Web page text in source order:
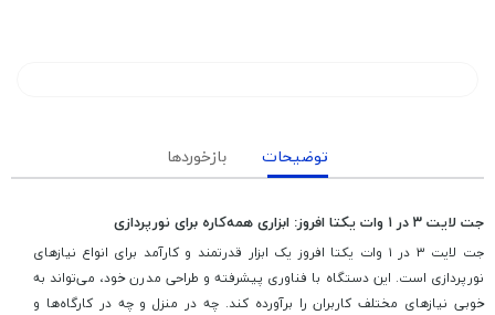
توضیحات بازخوردها
جت لایت ۳ در ۱ وات یکتا افروز: ابزاری همه‌کاره برای نورپردازی
جت لایت ۳ در ۱ وات یکتا افروز یک ابزار قدرتمند و کارآمد برای انواع نیازهای
نورپردازی است. این دستگاه با فناوری پیشرفته و طراحی مدرن خود، می‌تواند به
خوبی نیازهای مختلف کاربران را برآورده کند. چه در منزل و چه در کارگاه‌ها و